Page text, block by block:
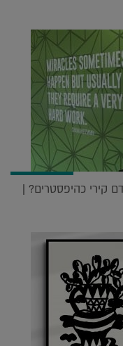
קירי כהיפסטרים? |